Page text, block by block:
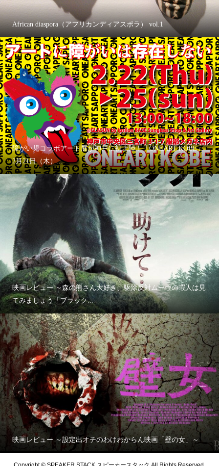
African diaspora（アフリカンディアスポラ） vol.1
障がい児コラボアート展が神戸に初上陸！「ONEART KOBE」
2月21日（木）...
映画レビュー ～森の熊さん大好き、駆除反対ムーヴの暇人は見
てみましょう「ブラック...
映画レビュー ～設定出オチのわけわからん映画「壁の女」～